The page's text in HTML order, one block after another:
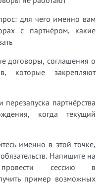
для чего именно вам
с партнёром, какие
договоры, соглашения о
которые закрепляют
партнёрства
когда текущий
именно в этой точке,
Напишите на
сессию в
пример возможных